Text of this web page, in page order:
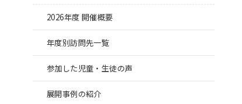
2026年度 開催概要
年度別訪問先一覧
参加した児童・生徒の声
展開事例の紹介